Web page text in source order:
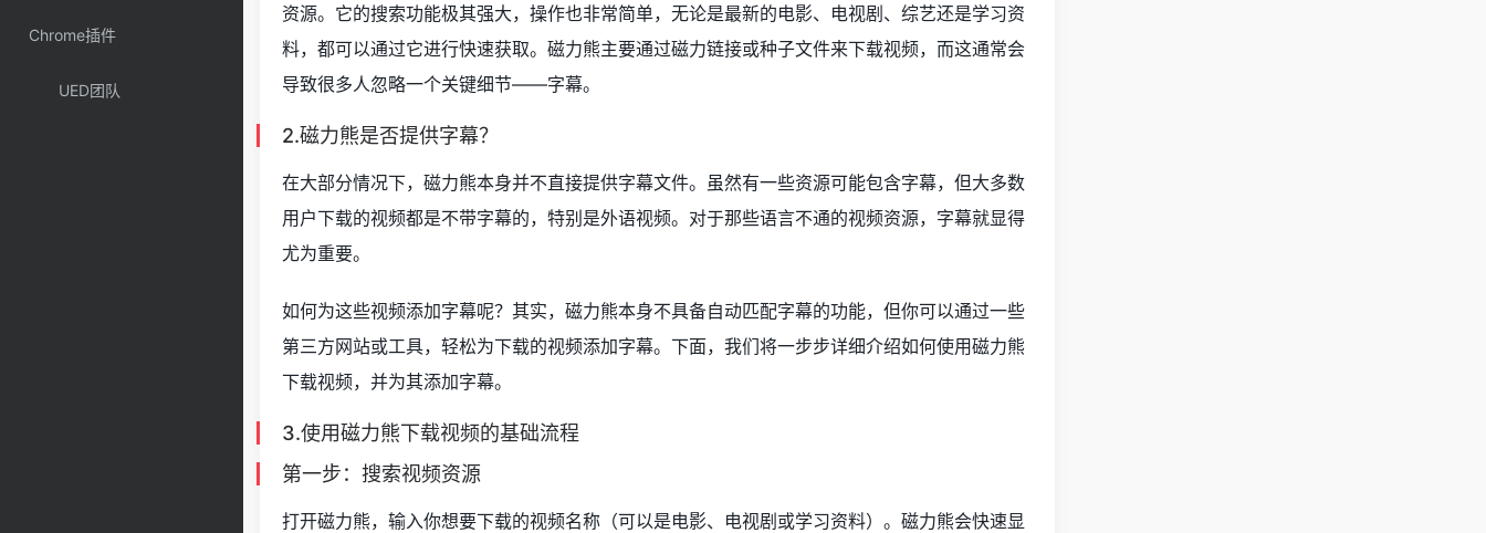
Chrome插件
UED团队
资源。它的搜索功能极其强大，操作也非常简单，无论是最新的电影、电视剧、综艺还是学习资
料，都可以通过它进行快速获取。磁力熊主要通过磁力链接或种子文件来下载视频，而这通常会
导致很多人忽略一个关键细节——字幕。
2.磁力熊是否提供字幕？
在大部分情况下，磁力熊本身并不直接提供字幕文件。虽然有一些资源可能包含字幕，但大多数
用户下载的视频都是不带字幕的，特别是外语视频。对于那些语言不通的视频资源，字幕就显得
尤为重要。
如何为这些视频添加字幕呢？其实，磁力熊本身不具备自动匹配字幕的功能，但你可以通过一些
第三方网站或工具，轻松为下载的视频添加字幕。下面，我们将一步步详细介绍如何使用磁力熊
下载视频，并为其添加字幕。
3.使用磁力熊下载视频的基础流程
第一步：搜索视频资源
打开磁力熊，输入你想要下载的视频名称（可以是电影、电视剧或学习资料）。磁力熊会快速显